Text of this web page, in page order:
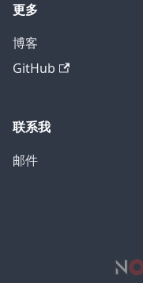
更多
博客
GitHub
联系我
邮件